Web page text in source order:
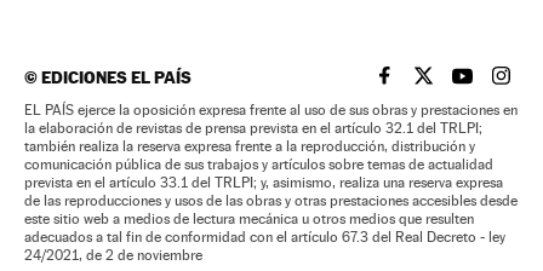
©EDICIONES EL PAÍS EL PAÍS BRASIL EN
EL PAÍSEL PAÍS
EL
EL PAÍS ejerce la oposición expresa frente al uso de sus obras y prestaciones en
la elaboración de revistas de prensa prevista en el artículo 32.1 del TRLPI;
también realiza la reserva expresa frente a la reproducción, distribución y
comunicación pública de sus trabajos y artículos sobre temas de actualidad
prevista en el artículo 33.1 del TRLPI; y, asimismo, realiza una reserva expresa
de las reproducciones y usos de las obras y otras prestaciones accesibles desde
este sitio web a medios de lectura mecánica u otros medios que resulten
adecuados a tal fin de conformidad con el artículo 67.3 del Real Decreto - ley
24/2021, de 2 de noviembre